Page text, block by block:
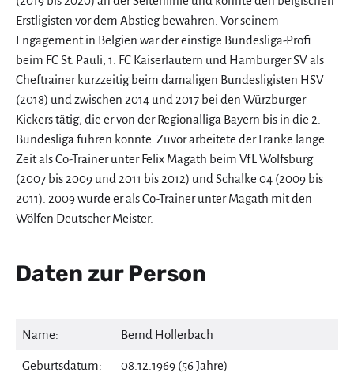
Erstligisten vor dem Abstieg bewahren. Vor seinem
Engagement in Belgien war der einstige Bundesliga-Profi
beim FC St. Pauli, 1. FC Kaiserlautern und Hamburger SV als
Cheftrainer kurzzeitig beim damaligen Bundesligisten HSV
(2018) und zwischen 2014 und 2017 bei den Würzburger
Kickers tätig, die er von der Regionalliga Bayern bis in die 2.
Bundesliga führen konnte. Zuvor arbeitete der Franke lange
Zeit als Co-Trainer unter Felix Magath beim VfL Wolfsburg
(2007 bis 2009 und 2011 bis 2012) und Schalke 04 (2009 bis
2011). 2009 wurde er als Co-Trainer unter Magath mit den
Wölfen Deutscher Meister.
Daten zur Person
Name: Bernd Hollerbach
Geburtsdatum: 08.12.1969 (56 Jahre)